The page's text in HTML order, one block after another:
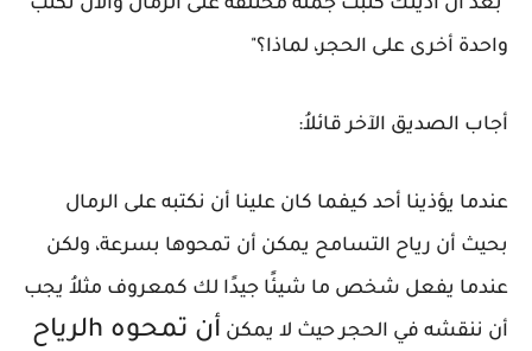
"بعد أن آذيتك كتبت جملة مختلفة على الرمال والآن تكتب
واحدة أخرى على الحجر، لماذا؟"
أجاب الصديق الآخر قائلاُ:
عندما يؤذينا أحد كيفما كان علينا أن نكتبه على الرمال
بحيث أن رياح التسامح يمكن أن تمحوها بسرعة، ولكن
عندما يفعل شخص ما شيئًا جيدًا لك كمعروف مثلاُ يجب
أن ننقشه في الحجر حيث لا يمكن أن تمحوه h
لرياح